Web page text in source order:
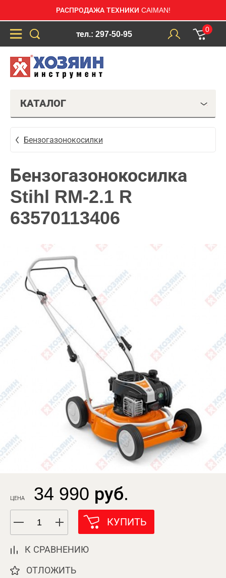
РАСПРОДАЖА ТЕХНИКИ CAIMAN!
тел.: 297-50-95
0
КАТАЛОГ
Бензогазонокосилки
Бензогазонокосилка
Stihl RM-2.1 R
63570113406
ЦЕНА 34 990 руб.
КУПИТЬ
К СРАВНЕНИЮ
ОТЛОЖИТЬ